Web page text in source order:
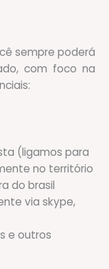
sempre poderá
com foco na
(ligamos para
no território
do brasil
via skype,
e outros